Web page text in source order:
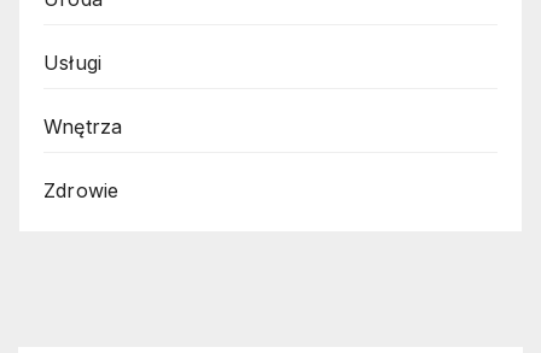
Usługi
Wnętrza
Zdrowie